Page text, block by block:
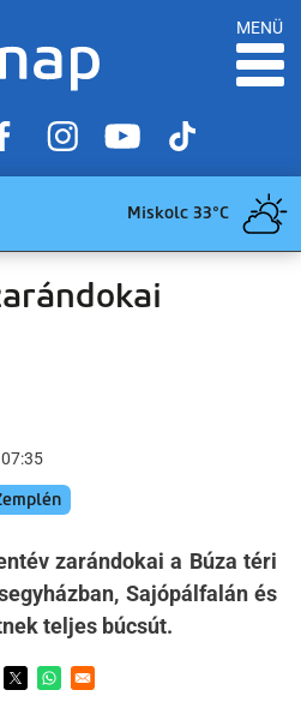
MENÜ
Miskolc 33°C
zarándokai a Búza téri
Sajópálfalán és
teljes búcsút.
in a new window
Opens in a new window
Opens in a new window